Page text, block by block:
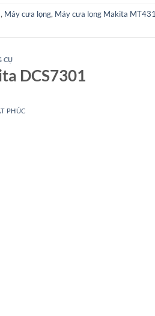
, Máy cưa lọng, Máy cưa lọng Makita MT431
CỤ
DCS7301
PHÚC